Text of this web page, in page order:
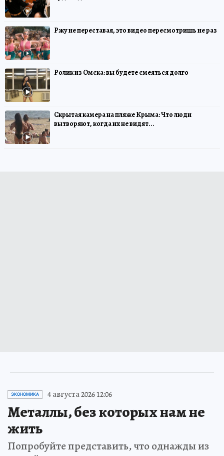
Ржу не переставая, это видео пересмотришь не раз
Ролик из Омска: вы будете смеяться долго
Скрытая камера на пляже Крыма: Что люди
вытворяют, когда их не видят...
ЭКОНОМИКА 4 августа 2026 12:06
Металлы, без которых нам не
жить
Попробуйте представить, что однажды из